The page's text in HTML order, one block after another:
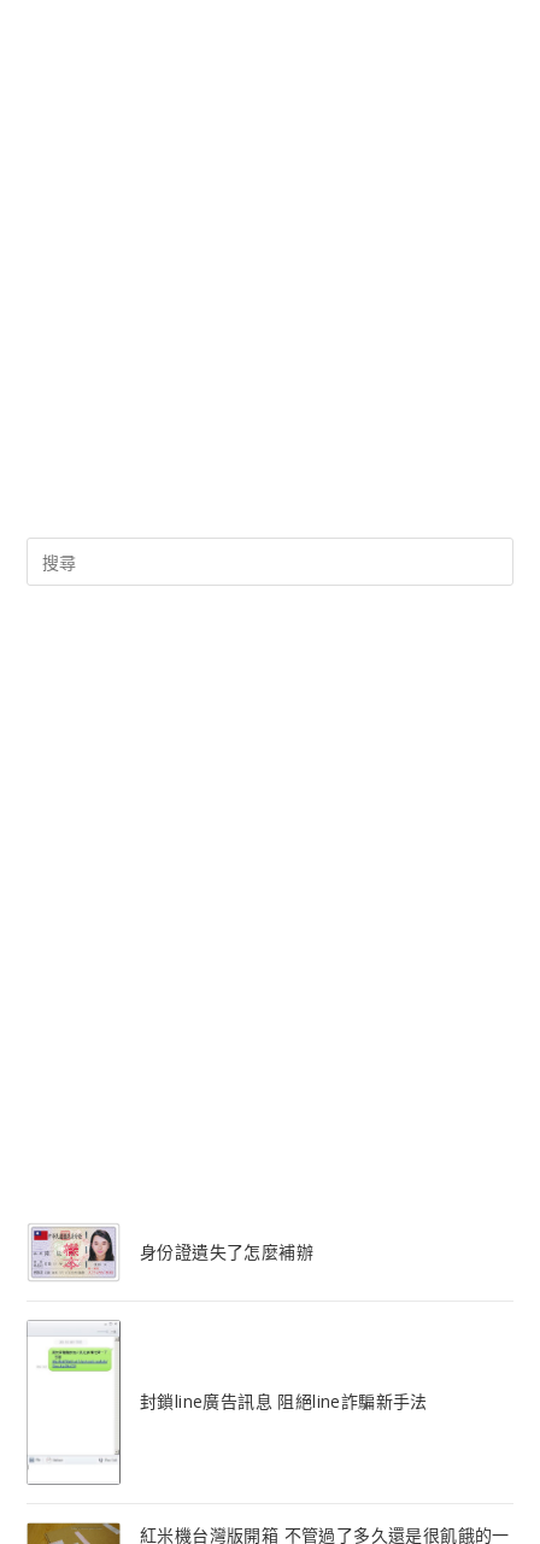
身份證遺失了怎麼補辦
封鎖line廣告訊息 阻絕line詐騙新手法
紅米機台灣版開箱 不管過了多久還是很飢餓的一